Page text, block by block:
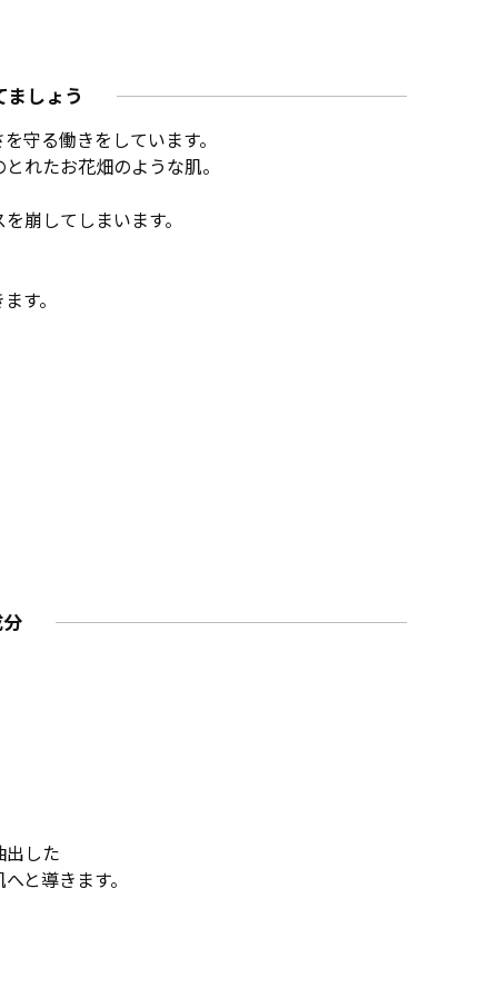
しょう
守る働きをしています。
れたお花畑のような肌。
崩してしまいます。
す。
出した
と導きます。